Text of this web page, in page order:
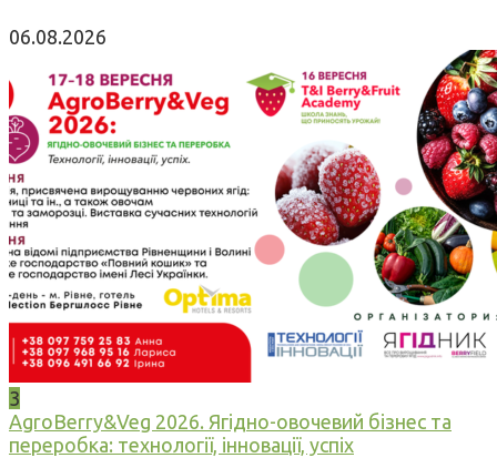
06.08.2026
3
AgroBerry&Veg 2026. Ягідно-овочевий бізнес та
переробка: технології, інновації, успіх